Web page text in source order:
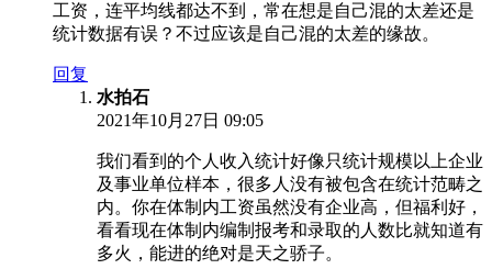
工资，连平均线都达不到，常在想是自己混的太差还是
统计数据有误？不过应该是自己混的太差的缘故。
回复
水拍石
2021年10月27日 09:05
我们看到的个人收入统计好像只统计规模以上企业
及事业单位样本，很多人没有被包含在统计范畴之
内。你在体制内工资虽然没有企业高，但福利好，
看看现在体制内编制报考和录取的人数比就知道有
多火，能进的绝对是天之骄子。